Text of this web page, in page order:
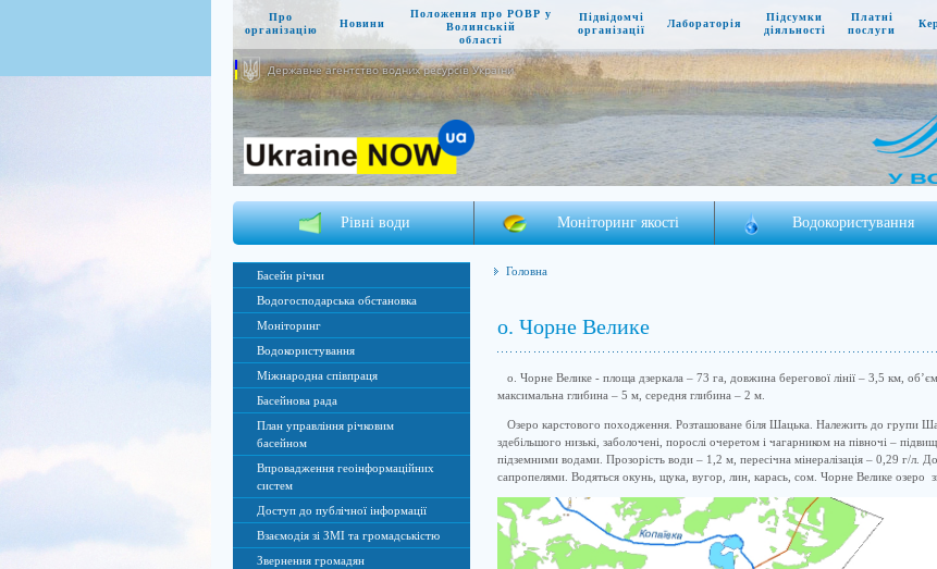
Про
організацію
Новини
Положення про РОВР у
Волинській
області
Підвідомчі
організації
Лабораторія
Підсумки
діяльності
Платні
послуги
Державне агентство водних ресурсів України
Рівні води Моніторинг якості Водокористування
Басейн річки
Водогосподарська обстановка
Моніторинг
Водокористування
Міжнародна співпраця
Басейнова рада
План управління річковим
басейном
Впровадження геоінформаційних
систем
Доступ до публічної інформації
Взаємодія зі ЗМІ та громадськістю
Звернення громадян
Головна
о. Чорне Велике
о. Чорне Велике - площа дзеркала – 73 га, довжина берегової лінії – 3,5 км,
максимальна глибина – 5 м, середня глибина – 2 м.
Озеро карстового походження. Розташоване біля Шацька. Належить до групи
здебільшого низькі, заболочені, порослі очеретом і чагарником на півночі –
підземними водами. Прозорість води – 1,2 м, пересічна мінералізація – 0,29 г/л.
сапропелями. Водяться окунь, щука, вугор, лин, карась, сом. Чорне Велике озеро